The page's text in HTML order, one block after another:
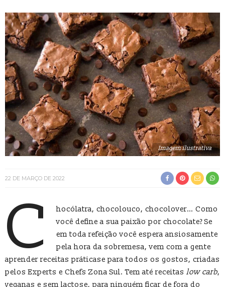
Imagem ilustrativa
22 DE MARÇO DE 2022
C
hocólatra, chocolouco, chocolover… Como
você define a sua paixão por chocolate? Se
em toda refeição você espera ansiosamente
pela hora da sobremesa, vem com a gente
aprender receitas práticase para todos os gostos, criadas
pelos Experts e Chefs Zona Sul. Tem até receitas low carb,
veganas e sem lactose, para ninguém ficar de fora do